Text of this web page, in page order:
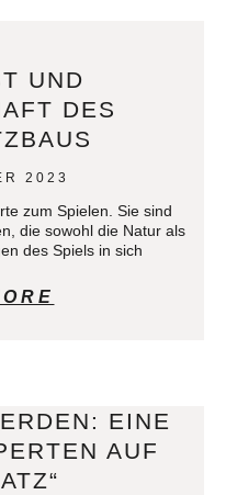
UND
DES
2023
zum Spielen. Sie sind
die sowohl die Natur als
des Spiels in sich
EINE
AUF